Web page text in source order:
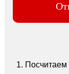
Посчитаем